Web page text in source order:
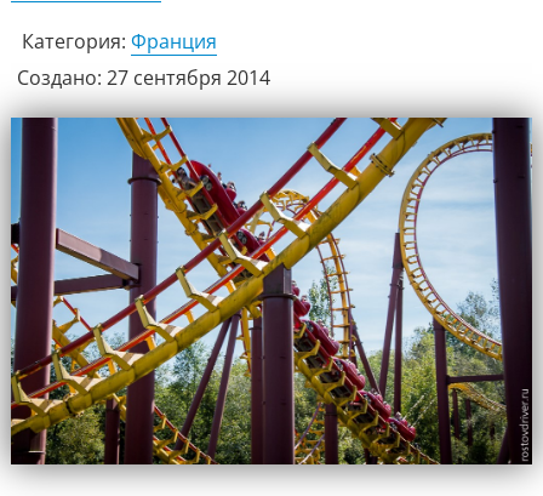
Категория: Франция
Создано: 27 сентября 2014